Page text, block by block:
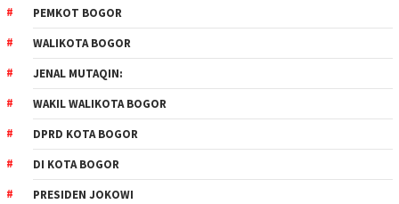
PEMKOT BOGOR
WALIKOTA BOGOR
JENAL MUTAQIN:
WAKIL WALIKOTA BOGOR
DPRD KOTA BOGOR
DI KOTA BOGOR
PRESIDEN JOKOWI